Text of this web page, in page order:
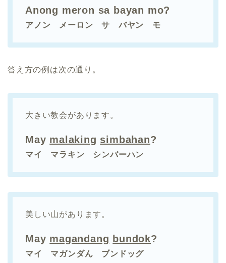
Anong meron sa bayan mo?
アノン メーロン サ バヤン モ
答え方の例は次の通り。
大きい教会があります。
May malaking simbahan?
マイ マラキン シンバーハン
美しい山があります。
May magandang bundok?
マイ マガンダん ブンドッグ